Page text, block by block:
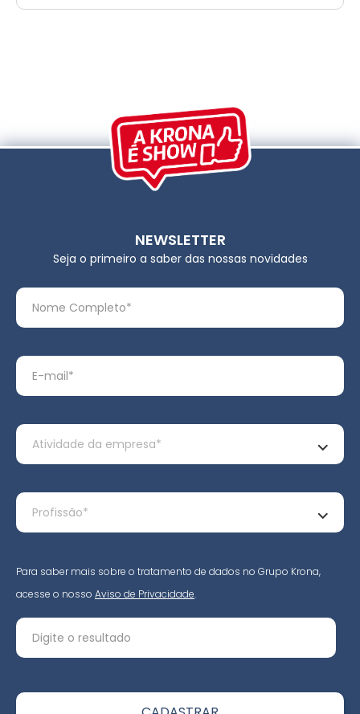
NEWSLETTER
Seja o primeiro a saber das nossas novidades
Para saber mais sobre o tratamento de dados no Grupo Krona,
acesse o nosso Aviso de Privacidade.